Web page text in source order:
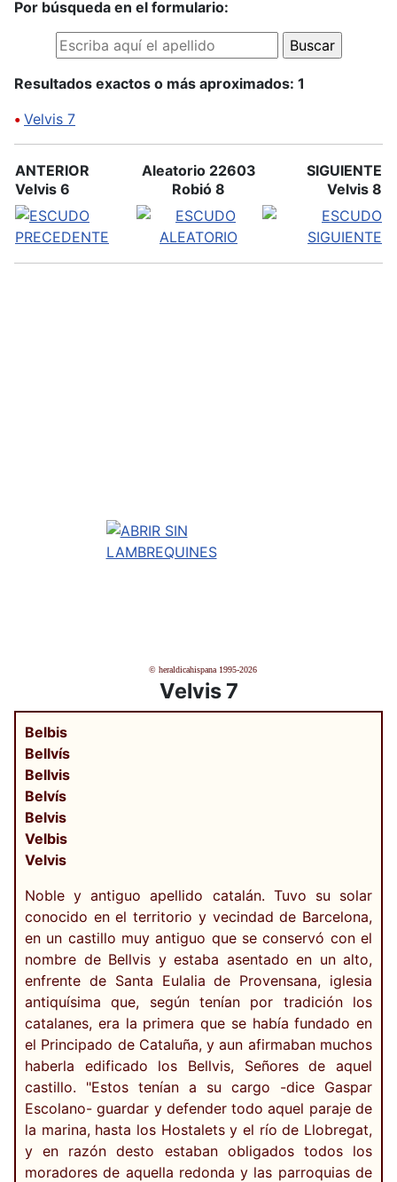
Por búsqueda en el formulario:
Resultados exactos o más aproximados: 1
• Velvis 7
ANTERIOR
Velvis 6
Aleatorio 22603
Robió 8
SIGUIENTE
Velvis 8
© heraldicahispana 1995-2026
Velvis 7
Belbis
Bellvís
Bellvis
Belvís
Belvis
Velbis
Velvis
Noble y antiguo apellido catalán. Tuvo su solar
conocido en el territorio y vecindad de Barcelona,
en un castillo muy antiguo que se conservó con el
nombre de Bellvis y estaba asentado en un alto,
enfrente de Santa Eulalia de Provensana, iglesia
antiquísima que, según tenían por tradición los
catalanes, era la primera que se había fundado en
el Principado de Cataluña, y aun afirmaban muchos
haberla edificado los Bellvis, Señores de aquel
castillo. "Estos tenían a su cargo -dice Gaspar
Escolano- guardar y defender todo aquel paraje de
la marina, hasta los Hostalets y el río de Llobregat,
y en razón desto estaban obligados todos los
moradores de aquella redonda y las parroquias de